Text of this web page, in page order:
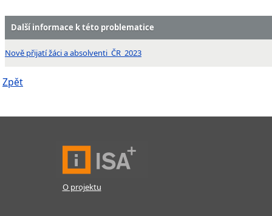
Další informace k této problematice
Nově přijatí žáci a absolventi_ČR_2023
Zpět
O projektu